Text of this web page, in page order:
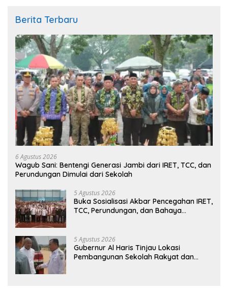
Berita Terbaru
6 Agustus 2026
Wagub Sani: Bentengi Generasi Jambi dari IRET, TCC, dan
Perundungan Dimulai dari Sekolah
5 Agustus 2026
Buka Sosialisasi Akbar Pencegahan IRET,
TCC, Perundungan, dan Bahaya
masa depan sudah ada di tangan”
5 Agustus 2026
Gubernur Al Haris Tinjau Lokasi
Pembangunan Sekolah Rakyat dan